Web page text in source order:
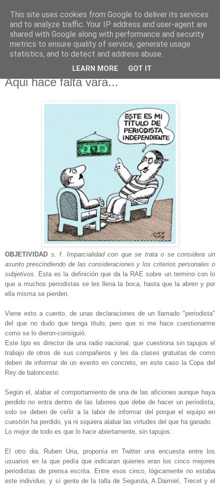
EN LA GRADA
Blog de opinión deportiva
miércoles, 22 de febrero de 2012
Aqui hace falta vara...
OBJETIVIDAD s. f. Imparcialidad con que se trata o se considera un
asunto prescindiendo de las consideraciones y los criterios personales o
subjetivos.
Esta es la definición que da la RAE sobre un termino con lo
que a muchos periodistas se les llena la boca, hasta que la abren y por
ella misma se pierden.
Viene esto a cuento, de unas declaraciones de un llamado "periodista"
del que no dudo que tenga titulo, pero que si me hace cuestionarme
como se lo dieron-consiguió.
Este tipo es director de una radio nacional, que cuestiona sin tapujos el
trabajo de otros de sus compañeros y les da clases gratuitas de como
deben de informar de un evento en concreto, en este caso la Copa del
Rey de baloncesto.
Según el, alabar el comportamiento de una de las aficiones aunque haya
perdido no entra dentro de las labores que debe de hacer un periodista,
solo se deben de ceñir a la labor de informar del porque el equipo en
cuestión ha perdido, ya ni siquiera alabar las virtudes del que ha ganado.
Lo mejor de todo es que lo hace abiertamente, sin tapujos.
El otro dia, Ruben Uria, proponía en Twitter una encuesta entre los
usuarios en la que pedía que indicaran quienes eran los cinco mejores
periodistas de prensa escrita. Entre esos cinco, lógicamente no estaba
este individuo, y sí gente de la talla de Segurola, A.Daimiel, Trecet y el
This site uses cookies from Google to deliver its services
and to analyze traffic. Your IP address and user-agent are
shared with Google along with performance and security
metrics to ensure quality of service, generate usage
statistics, and to detect and address abuse.
LEARN MORE GOT IT